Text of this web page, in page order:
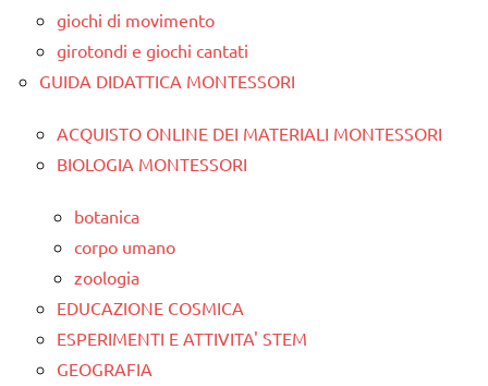
giochi di movimento
girotondi e giochi cantati
GUIDA DIDATTICA MONTESSORI
ACQUISTO ONLINE DEI MATERIALI MONTESSORI
BIOLOGIA MONTESSORI
botanica
corpo umano
zoologia
EDUCAZIONE COSMICA
ESPERIMENTI E ATTIVITA' STEM
GEOGRAFIA